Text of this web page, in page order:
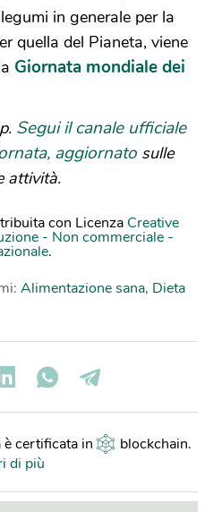
in generale per la
quella del Pianeta, viene
Giornata mondiale dei
Segui il canale ufficiale
aggiornato sulle
attività.
con Licenza Creative
- Non commerciale -
.
Alimentazione sana, Dieta
certificata in blockchain.
di più